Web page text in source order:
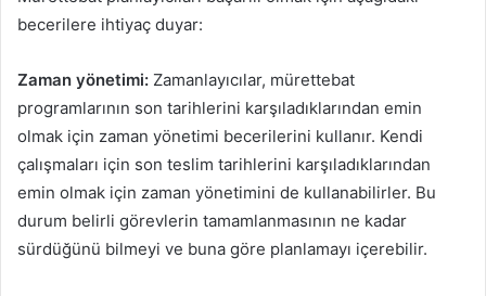
becerilere ihtiyaç duyar:
Zaman yönetimi: Zamanlayıcılar, mürettebat
programlarının son tarihlerini karşıladıklarından emin
olmak için zaman yönetimi becerilerini kullanır. Kendi
çalışmaları için son teslim tarihlerini karşıladıklarından
emin olmak için zaman yönetimini de kullanabilirler. Bu
durum belirli görevlerin tamamlanmasının ne kadar
sürdüğünü bilmeyi ve buna göre planlamayı içerebilir.